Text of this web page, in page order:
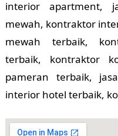
interior apartment,
mewah, kontraktor
mewah terbaik,
terbaik, kontraktor
pameran terbaik,
interior hotel terbaik,